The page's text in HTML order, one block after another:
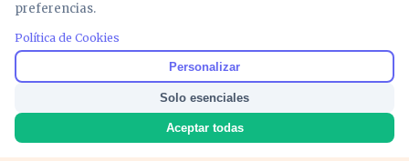
Noticias y análisis de economía, mercados,
inversión y política. Información actualizada
para entender lo que mueve tu dinero y tu
país.
preferencias.
Política de Cookies
Personalizar
Solo esenciales
Aceptar todas